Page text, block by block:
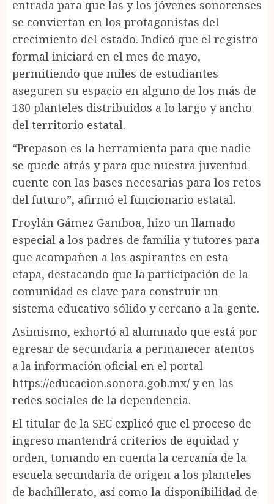
entrada para que las y los jóvenes sonorenses
se conviertan en los protagonistas del
crecimiento del estado. Indicó que el registro
formal iniciará en el mes de mayo,
permitiendo que miles de estudiantes
aseguren su espacio en alguno de los más de
180 planteles distribuidos a lo largo y ancho
del territorio estatal.
“Prepason es la herramienta para que nadie
se quede atrás y para que nuestra juventud
cuente con las bases necesarias para los retos
del futuro”, afirmó el funcionario estatal.
Froylán Gámez Gamboa, hizo un llamado
especial a los padres de familia y tutores para
que acompañen a los aspirantes en esta
etapa, destacando que la participación de la
comunidad es clave para construir un
sistema educativo sólido y cercano a la gente.
Asimismo, exhortó al alumnado que está por
egresar de secundaria a permanecer atentos
a la información oficial en el portal
https://educacion.sonora.gob.mx/ y en las
redes sociales de la dependencia.
El titular de la SEC explicó que el proceso de
ingreso mantendrá criterios de equidad y
orden, tomando en cuenta la cercanía de la
escuela secundaria de origen a los planteles
de bachillerato, así como la disponibilidad de